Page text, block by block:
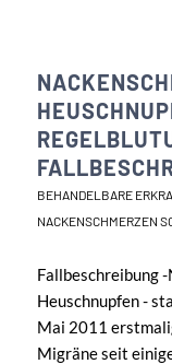
BEHANDELBARE
NACKENSCHMERZEN
Fallbeschreibung
Heuschnupfen -
Mai 2011
Migräne seit